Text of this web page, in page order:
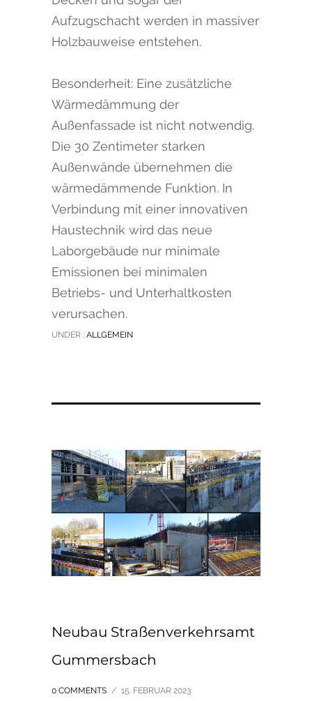
Aufzugschacht werden in massiver
Holzbauweise entstehen.
Besonderheit: Eine zusätzliche
Wärmedämmung der
Außenfassade ist nicht notwendig.
Die 30 Zentimeter starken
Außenwände übernehmen die
wärmedämmende Funktion. In
Verbindung mit einer innovativen
Haustechnik wird das neue
Laborgebäude nur minimale
Emissionen bei minimalen
Betriebs- und Unterhaltkosten
verursachen.
UNDER : ALLGEMEIN
Neubau Straßenverkehrsamt
Gummersbach
0 COMMENTS / 15. FEBRUAR 2023